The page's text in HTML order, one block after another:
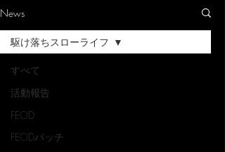
News
すべて
活動報告
FEOD
FEODパッチ
駆け落ちスローライフ